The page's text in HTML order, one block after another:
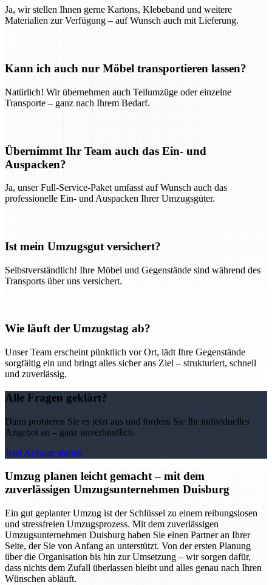
Ja, wir stellen Ihnen gerne Kartons, Klebeband und weitere
Materialien zur Verfügung – auf Wunsch auch mit Lieferung.
Kann ich auch nur Möbel transportieren lassen?
Natürlich! Wir übernehmen auch Teilumzüge oder einzelne
Transporte – ganz nach Ihrem Bedarf.
Übernimmt Ihr Team auch das Ein- und
Auspacken?
Ja, unser Full-Service-Paket umfasst auf Wunsch auch das
professionelle Ein- und Auspacken Ihrer Umzugsgüter.
Ist mein Umzugsgut versichert?
Selbstverständlich! Ihre Möbel und Gegenstände sind während des
Transports über uns versichert.
Wie läuft der Umzugstag ab?
Unser Team erscheint pünktlich vor Ort, lädt Ihre Gegenstände
sorgfältig ein und bringt alles sicher ans Ziel – strukturiert, schnell
und zuverlässig.
Alle Fragen geklärt?
Dann probieren Sie es jetzt aus und fordern Sie Ihr individuelles
Angebot an – ganz unverbindlich.
Jetzt Anfrage starten
Umzug planen leicht gemacht – mit dem
zuverlässigen Umzugsunternehmen Duisburg
Ein gut geplanter Umzug ist der Schlüssel zu einem reibungslosen
und stressfreien Umzugsprozess. Mit dem zuverlässigen
Umzugsunternehmen Duisburg haben Sie einen Partner an Ihrer
Seite, der Sie von Anfang an unterstützt. Von der ersten Planung
über die Organisation bis hin zur Umsetzung – wir sorgen dafür,
dass nichts dem Zufall überlassen bleibt und alles genau nach Ihren
Wünschen abläuft.